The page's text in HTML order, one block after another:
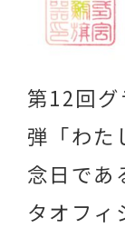
第12回
弾「わた
念日であ
タオフィ